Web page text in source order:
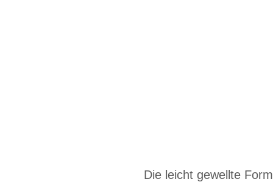
Die leicht gewellte